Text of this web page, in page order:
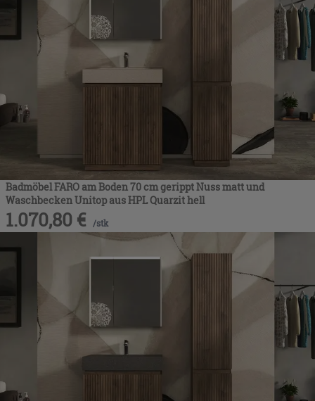
Badmöbel FARO am Boden 70 cm gerippt Nuss matt und
Waschbecken Unitop aus HPL Quarzit hell
1.070,80 € /stk